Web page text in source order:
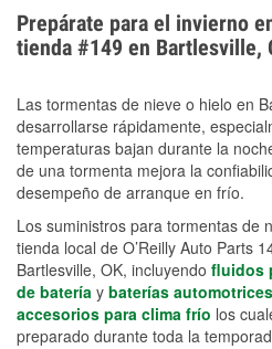
el sobrecalentamiento en
extremo. Aprende cómo
anticongelante en nuestra
Prepárate para el invierno
tienda #149 en Bartlesville,
Las tormentas de nieve o hielo en
desarrollarse rápidamente,
temperaturas bajan durante la
de una tormenta mejora la
desempeño de arranque en frío.
Los suministros para tormentas de
tienda local de O’Reilly Auto Parts
Bartlesville, OK, incluyendo fluidos
de batería y baterías automotrices
accesorios para clima frío los
preparado durante toda la